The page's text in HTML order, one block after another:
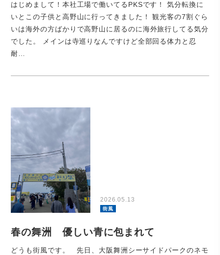
はじめまして！本社工場で働いてるPKSです！ 気分転換に
いとこの子供と高野山に行ってきました！ 観光客の7割ぐら
いは海外の方ばかりで高野山に居るのに海外旅行してる気分
でした。 メインは寺巡りなんですけど全部回る体力と忍
耐…
2026.05.13
街風
春の舞洲 優しい青に包まれて
どうも街風です。 先日、大阪舞洲シーサイドパークのネモ